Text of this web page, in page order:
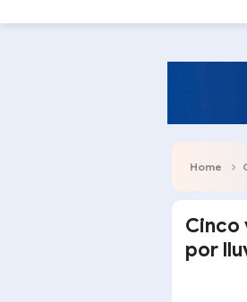
Home
Cinco
por